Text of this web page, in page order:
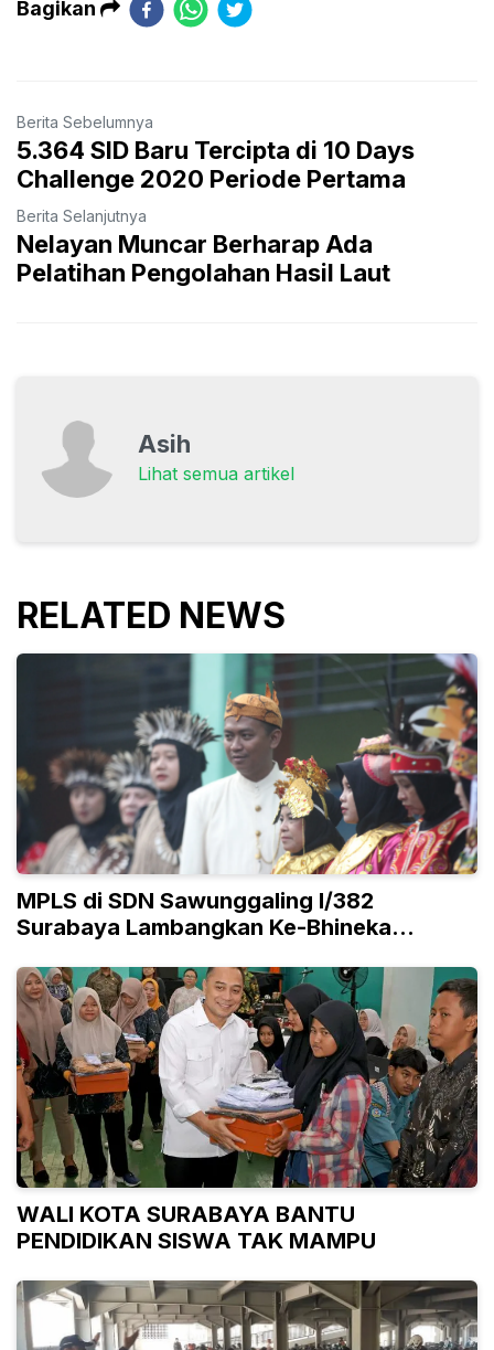
Bagikan
Berita Sebelumnya
5.364 SID Baru Tercipta di 10 Days
Challenge 2020 Periode Pertama
Berita Selanjutnya
Nelayan Muncar Berharap Ada
Pelatihan Pengolahan Hasil Laut
Asih
Lihat semua artikel
RELATED NEWS
MPLS di SDN Sawunggaling I/382
Surabaya Lambangkan Ke-Bhineka
WALI KOTA SURABAYA BANTU
PENDIDIKAN SISWA TAK MAMPU